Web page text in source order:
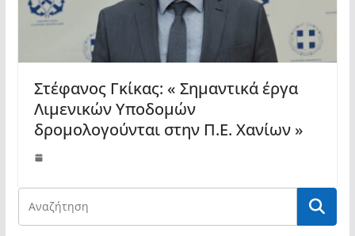
Στέφανος Γκίκας: « Σημαντικά έργα
Λιμενικών Υποδομών
δρομολογούνται στην Π.Ε. Χανίων »